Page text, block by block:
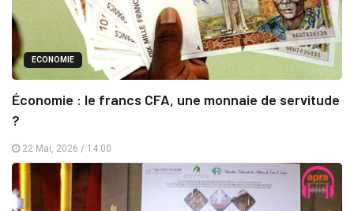
ECONOMIE
Économie : le francs CFA, une monnaie de servitude
?
22 Mai, 2026 / 14:00